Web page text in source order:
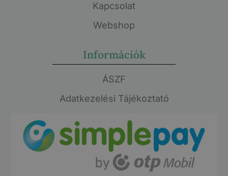
Kapcsolat
Webshop
Információk
ÁSZF
Adatkezelési Tájékoztató